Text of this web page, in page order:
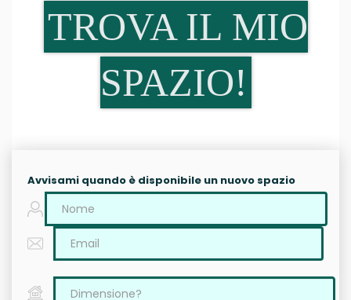
TROVA IL MIO
SPAZIO!
Avvisami quando è disponibile un nuovo spazio